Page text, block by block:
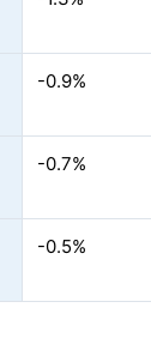
-0.9%
-0.7%
-0.5%